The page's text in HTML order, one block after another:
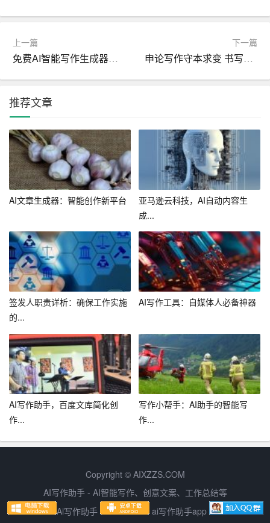
任到人。
四、团结协作，共同推进安全生产
们的支持与配合，形成合力，共同推进安全生产。同时，
增强员工的安全意识，提升企业的安全生产氛围。
五、不足与反思
虽然我在试用期内取得了一定的成绩，但同时也暴露出了
一些不足。例如，我在安全管理工作中，有时过于依赖经
生产问题时，有时缺乏果断决策的能力，需要进一步提高
自己的应变能力。
总结：
试用期期间，我虽然取得了一定的成绩，但仍然存在许多
不足。在今后的工作中，我将继续努力学习，提高自己的
业务能力和综合素质。同时，我将以更加严谨的态度，更
加专业的素养，投入到安全生产管理工作中，为企业的发
展贡献自己的一份力量。
上一篇
免费AI智能写作生成器：激发灵感，轻松生成
下一篇
申论写作守本求变 书写高质量发展时代华章
推荐文章
AI文章生成器：智能创作新平台
亚马逊云科技，AI自动内容生
成...
签发人职责详析：确保工作实施
的...
AI写作工具：自媒体人必备神器
AI写作助手，百度文库简化创
作...
写作小帮手：AI助手的智能写
作...
Copyright © AIXZZS.COM
AI写作助手 - AI智能写作、创意文案、工作总结等
Ai写作助手
ai写作助手app